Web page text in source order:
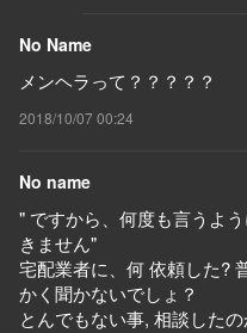
No Name
メンヘラって？？？？？
2018/10/07 00:24
No name
" ですから、何度も言うよ
きません"
宅配業者に、何 依頼した?
かく聞かないでしょ？
とんでもない事, 相談したの